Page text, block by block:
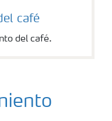
café
del café.